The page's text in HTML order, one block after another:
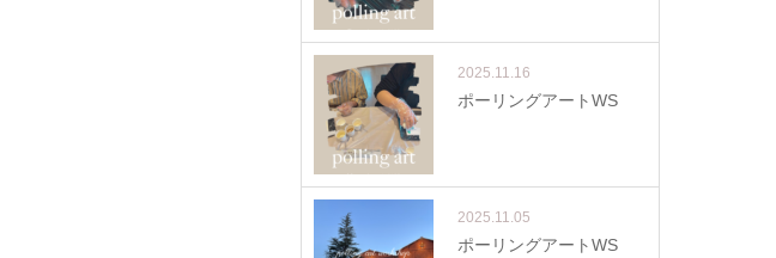
2025.11.16
ポーリングアートWS
2025.11.05
ポーリングアートWS